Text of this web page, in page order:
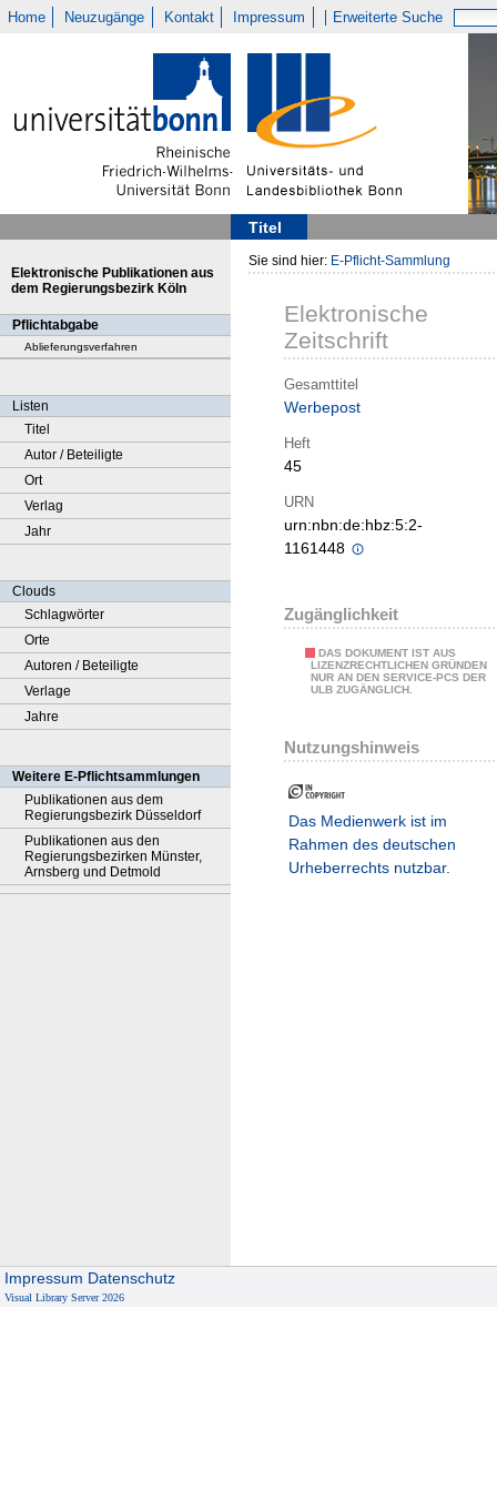
Home Neuzugänge Kontakt Impressum Erweiterte Suche
Titel
Elektronische Publikationen aus
dem Regierungsbezirk Köln
Pflichtabgabe
Ablieferungsverfahren
Listen
Titel
Autor / Beteiligte
Ort
Verlag
Jahr
Clouds
Schlagwörter
Orte
Autoren / Beteiligte
Verlage
Jahre
Weitere E-Pflichtsammlungen
Publikationen aus dem
Regierungsbezirk Düsseldorf
Publikationen aus den
Regierungsbezirken Münster,
Arnsberg und Detmold
Sie sind hier: E-Pflicht-Sammlung
Elektronische
Zeitschrift
Gesamttitel
Werbepost
Heft
45
URN
urn:nbn:de:hbz:5:2-
1161448
Zugänglichkeit
DAS DOKUMENT IST AUS
LIZENZRECHTLICHEN GRÜNDEN
NUR AN DEN SERVICE-PCS DER
ULB ZUGÄNGLICH.
Nutzungshinweis
Das Medienwerk ist im
Rahmen des deutschen
Urheberrechts nutzbar.
Impressum Datenschutz
Visual Library Server 2026